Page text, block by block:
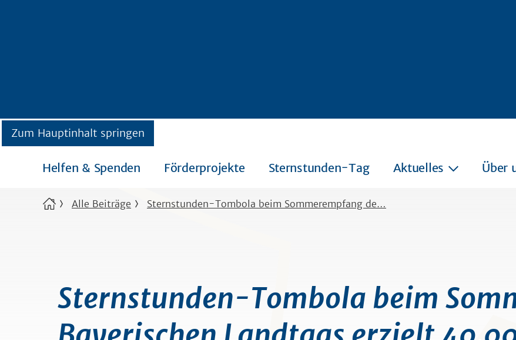
Zum Hauptinhalt springen
Helfen & Spenden Förderprojekte Sternstunden-Tag Aktuelles Über
Alle Beiträge Sternstunden-Tombola beim Sommerempfang de…
Sternstunden-Tombola beim